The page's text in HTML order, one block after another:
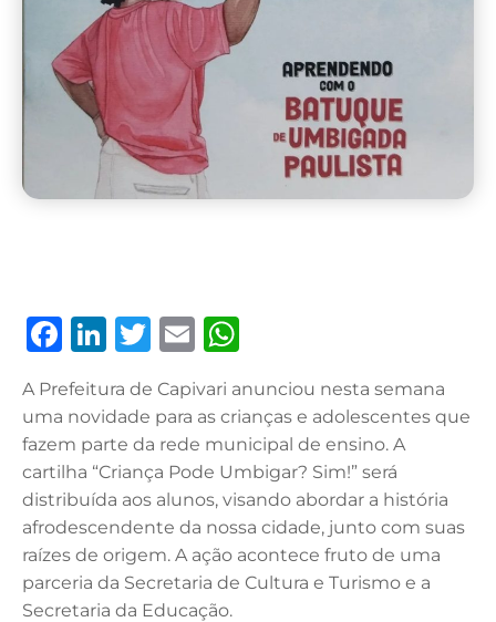
F
c
e
b
o
o
k
Li
k
e
dI
n
T
it
te
r
E
ai
l
at
s
A
p
p
A Prefeitura de Capivari anunciou nesta semana
uma novidade para as crianças e adolescentes que
fazem parte da rede municipal de ensino. A
cartilha “Criança Pode Umbigar? Sim!” será
distribuída aos alunos, visando abordar a história
afrodescendente da nossa cidade, junto com suas
raízes de origem. A ação acontece fruto de uma
parceria da Secretaria de Cultura e Turismo e a
Secretaria da Educação.